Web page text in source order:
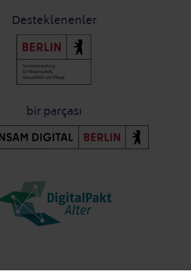
Desteklenenler
bir parçası